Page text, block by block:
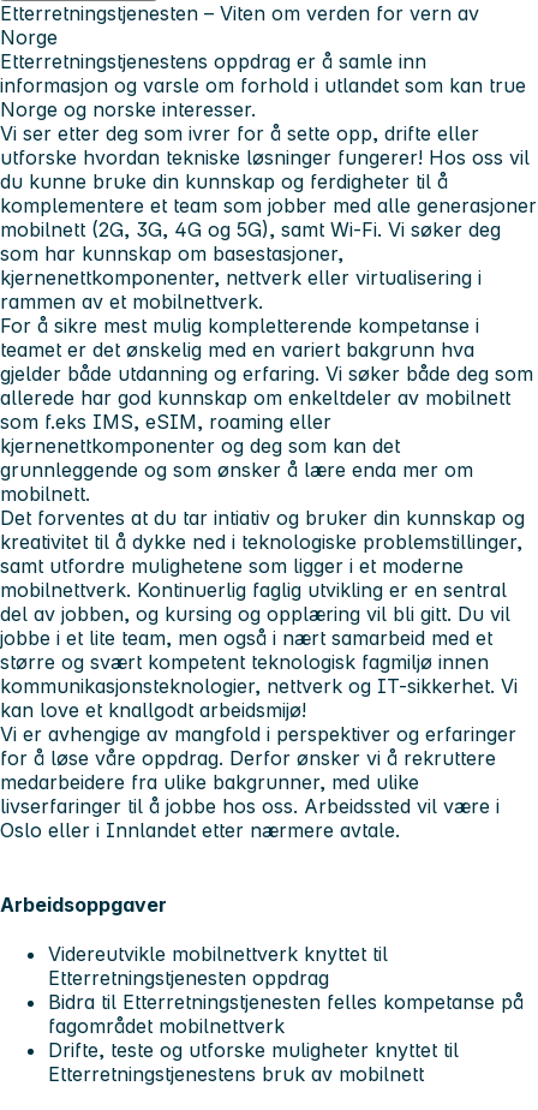
Etterretningstjenesten – Viten om verden for vern av
Norge
Etterretningstjenestens oppdrag er å samle inn
informasjon og varsle om forhold i utlandet som kan true
Norge og norske interesser.
Vi ser etter deg som ivrer for å sette opp, drifte eller
utforske hvordan tekniske løsninger fungerer! Hos oss vil
du kunne bruke din kunnskap og ferdigheter til å
komplementere et team som jobber med alle generasjoner
mobilnett (2G, 3G, 4G og 5G), samt Wi-Fi. Vi søker deg
som har kunnskap om basestasjoner,
kjernenettkomponenter, nettverk eller virtualisering i
rammen av et mobilnettverk.
For å sikre mest mulig kompletterende kompetanse i
teamet er det ønskelig med en variert bakgrunn hva
gjelder både utdanning og erfaring. Vi søker både deg som
allerede har god kunnskap om enkeltdeler av mobilnett
som f.eks IMS, eSIM, roaming eller
kjernenettkomponenter og deg som kan det
grunnleggende og som ønsker å lære enda mer om
mobilnett.
Det forventes at du tar intiativ og bruker din kunnskap og
kreativitet til å dykke ned i teknologiske problemstillinger,
samt utfordre mulighetene som ligger i et moderne
mobilnettverk. Kontinuerlig faglig utvikling er en sentral
del av jobben, og kursing og opplæring vil bli gitt. Du vil
jobbe i et lite team, men også i nært samarbeid med et
større og svært kompetent teknologisk fagmiljø innen
kommunikasjonsteknologier, nettverk og IT-sikkerhet. Vi
kan love et knallgodt arbeidsmijø!
Vi er avhengige av mangfold i perspektiver og erfaringer
for å løse våre oppdrag. Derfor ønsker vi å rekruttere
medarbeidere fra ulike bakgrunner, med ulike
livserfaringer til å jobbe hos oss. Arbeidssted vil være i
Oslo eller i Innlandet etter nærmere avtale.
Arbeidsoppgaver
Videreutvikle mobilnettverk knyttet til
Etterretningstjenesten oppdrag
Bidra til Etterretningstjenesten felles kompetanse på
fagområdet mobilnettverk
Drifte, teste og utforske muligheter knyttet til
Etterretningstjenestens bruk av mobilnett